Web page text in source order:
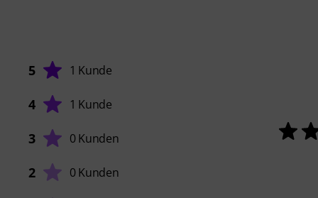
5 1 Kunde
4 1 Kunde
3 0 Kunden
2 0 Kunden